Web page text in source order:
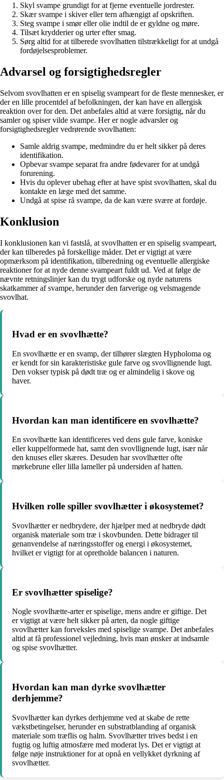
Skyl svampe grundigt for at fjerne eventuelle jordrester.
Skær svampe i skiver eller tern afhængigt af opskriften.
Steg svampe i smør eller olie indtil de er gyldne og møre.
Tilsæt krydderier og urter efter smag.
Sørg altid for at tilberede svovlhatten tilstrækkeligt for at undgå
fordøjelsesproblemer.
Advarsel og forsigtighedsregler
Selvom svovlhatten er en spiselig svampeart for de fleste mennesker, er
der en lille procentdel af befolkningen, der kan have en allergisk
reaktion over for den. Det anbefales altid at være forsigtig, når du
samler og spiser vilde svampe. Her er nogle advarsler og
forsigtighedsregler vedrørende svovlhatten:
Samle aldrig svampe, medmindre du er helt sikker på deres
identifikation.
Opbevar svampe separat fra andre fødevarer for at undgå
forurening.
Hvis du oplever ubehag efter at have spist svovlhatten, skal du
kontakte en læge med det samme.
Undgå at spise rå svampe, da de kan være svære at fordøje.
Konklusion
I konklusionen kan vi fastslå, at svovlhatten er en spiselig svampeart,
der kan tilberedes på forskellige måder. Det er vigtigt at være
opmærksom på identifikation, tilberedning og eventuelle allergiske
reaktioner for at nyde denne svampeart fuldt ud. Ved at følge de
nævnte retningslinjer kan du trygt udforske og nyde naturens
skatkammer af svampe, herunder den farverige og velsmagende
svovlhat.
Hvad er en svovlhætte?
En svovlhætte er en svamp, der tilhører slægten Hypholoma og
er kendt for sin karakteristiske gule farve og svovllignende lugt.
Den vokser typisk på dødt træ og er almindelig i skove og
haver.
Hvordan kan man identificere en svovlhætte?
En svovlhætte kan identificeres ved dens gule farve, koniske
eller kuppelformede hat, samt den svovllignende lugt, især når
den knuses eller skæres. Desuden har svovlhætter ofte
mørkebrune eller lilla lameller på undersiden af hatten.
Hvilken rolle spiller svovlhætter i økosystemet?
Svovlhætter er nedbrydere, der hjælper med at nedbryde dødt
organisk materiale som træ i skovbunden. Dette bidrager til
genanvendelse af næringsstoffer og energi i økosystemet,
hvilket er vigtigt for at opretholde balancen i naturen.
Er svovlhætter spiselige?
Nogle svovlhætte-arter er spiselige, mens andre er giftige. Det
er vigtigt at være helt sikker på arten, da nogle giftige
svovlhætter kan forveksles med spiselige svampe. Det anbefales
altid at få professionel vejledning, hvis man ønsker at indsamle
og spise svovlhætter.
Hvordan kan man dyrke svovlhætter
derhjemme?
Svovlhætter kan dyrkes derhjemme ved at skabe de rette
vækstbetingelser, herunder en substratblanding af organisk
materiale som træflis og halm. Svovlhætter trives bedst i en
fugtig og luftig atmosfære med moderat lys. Det er vigtigt at
følge nøje instruktioner for at opnå en vellykket dyrkning af
svovlhætter.